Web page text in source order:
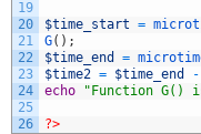
19
20
21
22
23
24
25
26
$time_start =
G( ) ;
$time_end
=
$time2 = $time_end -
echo
"Function G()
?>